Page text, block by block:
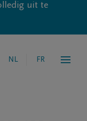
uit te
NL FR